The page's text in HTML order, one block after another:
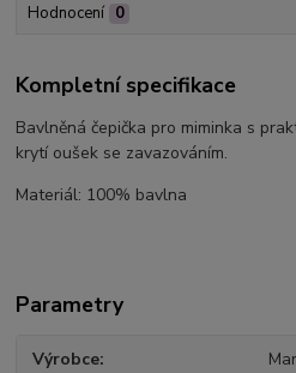
Hodnocení 0
Kompletní specifikace
Bavlněná čepička pro miminka s
krytí oušek se zavazováním.
Materiál: 100% bavlna
Parametry
Výrobce